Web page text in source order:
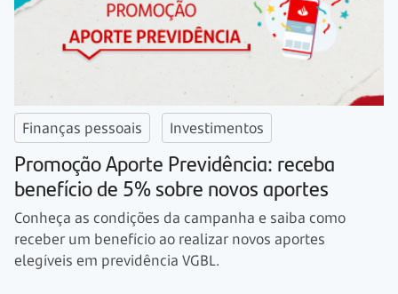
Finanças pessoais Investimentos
Promoção Aporte Previdência: receba
benefício de 5% sobre novos aportes
Conheça as condições da campanha e saiba como
receber um benefício ao realizar novos aportes
elegíveis em previdência VGBL.